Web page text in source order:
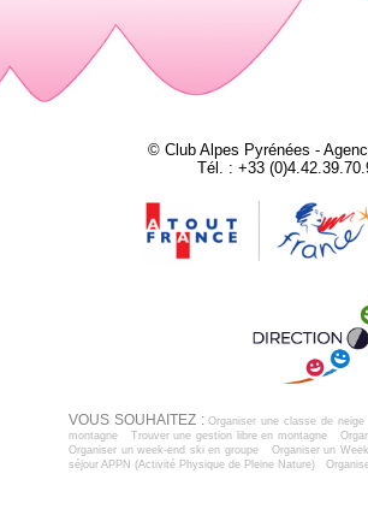
© Club Alpes Pyrénées -
Tél. : +33
VOUS SOUHAITEZ :Organiser une classe de neige
montagne
Trouver une gestion libre en montagne
Organiser un week-end ski en groupe
Organiser un
séjour APPN (Activité Physique de Pleine Nature)